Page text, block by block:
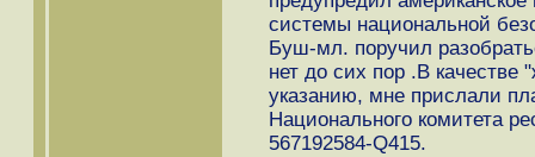
системы национальной
Буш-мл. поручил
нет до сих пор .В качестве
указанию, мне прислали
Национального комитета
567192584-Q415.